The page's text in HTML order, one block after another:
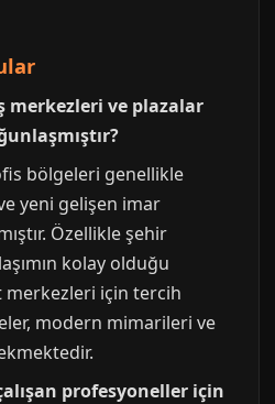
merkezleri ve plazalar
bölgeleri genellikle
yeni gelişen imar
Özellikle şehir
kolay olduğu
için tercih
modern mimarileri ve
profesyoneller için